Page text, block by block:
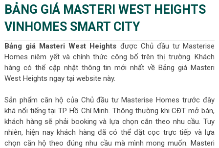
BẢNG GIÁ MASTERI WEST HEIGHTS
VINHOMES SMART CITY
Bảng giá Masteri West Heights được Chủ đầu tư Masterise
Homes niêm yết và chính thức công bố trên thị trường. Khách
hàng có thể cập nhật thông tin mới nhất về Bảng giá Masteri
West Heights ngay tại website này.
Sản phẩm căn hộ của Chủ đầu tư Masterise Homes trước đây
khá nổi tiếng tại TP Hồ Chí Minh. Thông thường khi CĐT mở bán,
khách hàng sẽ phải booking và lựa chọn căn theo nhu cầu. Tuy
nhiên, hiện nay khách hàng đã có thể đặt cọc trực tiếp và lựa
chọn căn hộ theo đúng nhu cầu mà mình mong muốn. Masteri